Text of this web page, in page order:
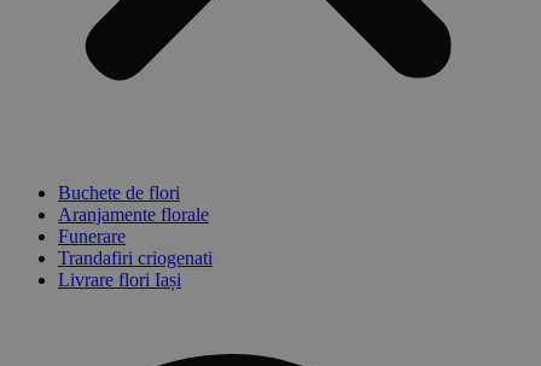
Buchete de flori
Aranjamente florale
Funerare
Trandafiri criogenati
Livrare flori Iași